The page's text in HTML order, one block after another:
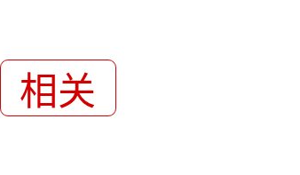
相关